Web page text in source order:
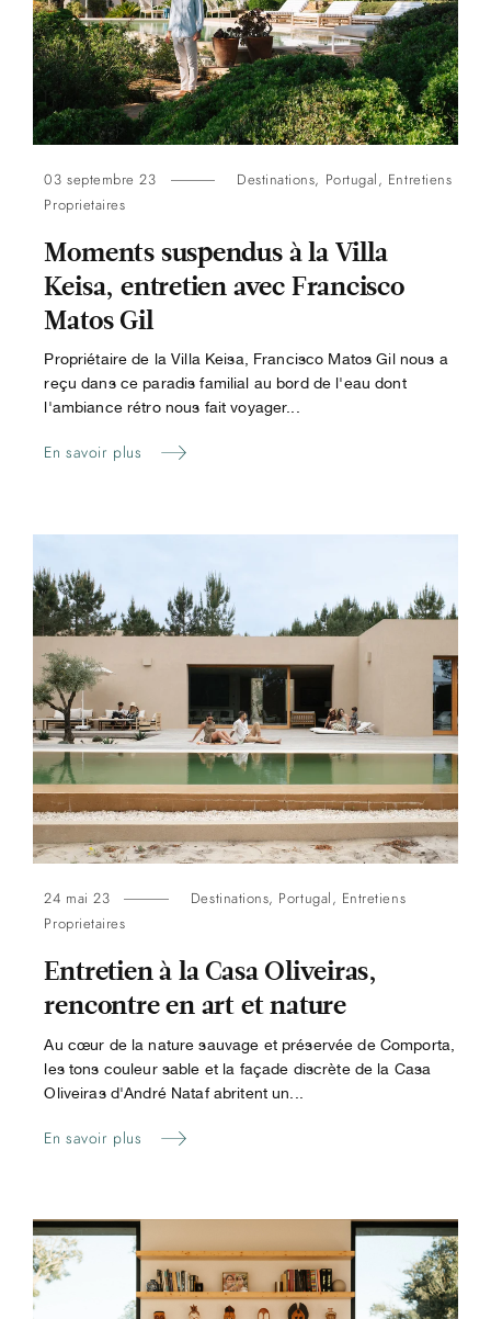
03 septembre 23 Destinations, Portugal, Entretiens
Proprietaires
Moments suspendus à la Villa
Keisa, entretien avec Francisco
Matos Gil
Propriétaire de la Villa Keisa, Francisco Matos Gil nous a
reçu dans ce paradis familial au bord de l'eau dont
l'ambiance rétro nous fait voyager...
En savoir plus
24 mai 23 Destinations, Portugal, Entretiens
Proprietaires
Entretien à la Casa Oliveiras,
rencontre en art et nature
Au cœur de la nature sauvage et préservée de Comporta,
les tons couleur sable et la façade discrète de la Casa
Oliveiras d'André Nataf abritent un...
En savoir plus